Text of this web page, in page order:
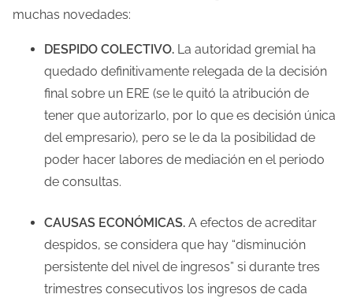
lmuchas novedades:
DESPIDO COLECTIVO. La autoridad gremial ha
quedado definitivamente relegada de la decisión
final sobre un ERE (se le quitó la atribución de
tener que autorizarlo, por lo que es decisión única
del empresario), pero se le da la posibilidad de
poder hacer labores de mediación en el periodo
de consultas.
CAUSAS ECONÓMICAS. A efectos de acreditar
despidos, se considera que hay “disminución
persistente del nivel de ingresos” si durante tres
trimestres consecutivos los ingresos de cada